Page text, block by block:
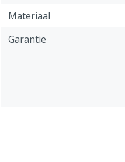
Materiaal
Garantie